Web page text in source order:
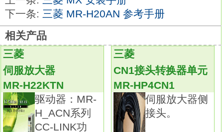
机轴同侧引出)。驱动器：MR-H_ACN系列
SSC-NET兼容交流伺服。
额定输出：0.1KW。
伺服控制器通过自动化接口可很方便地进行操
作模块和现场总线模块的转换，
同时使用不同的现场总线模块实现不同的控制
模式(RS232、RS485、光纤、InterBus、
ProfiBus)，
而通用变频器的控制方式比较单一MR-H10AN
下一条: 三菱 MR-H20AN 参考手册
相关产品
三菱
伺服放大器
MR-H22KTN
驱动器：MR-
H_ACN系列
CC-LINK功
三菱
CN1接头转换器单元
MR-HP4CN1
伺服放大器侧
接头。